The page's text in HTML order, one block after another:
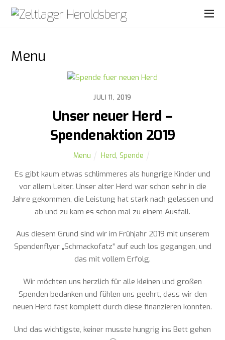
Menu
JULI 11, 2019
Unser neuer Herd –
Spendenaktion 2019
Menu Herd, Spende
Es gibt kaum etwas schlimmeres als hungrige Kinder und
vor allem Leiter. Unser alter Herd war schon sehr in die
Jahre gekommen, die Leistung hat stark nach gelassen und
ab und zu kam es schon mal zu einem Ausfall.
Aus diesem Grund sind wir im Frühjahr 2019 mit unserem
Spendenflyer „Schmackofatz“ auf euch los gegangen, und
das mit vollem Erfolg.
Wir möchten uns herzlich für alle kleinen und großen
Spenden bedanken und fühlen uns geehrt, dass wir den
neuen Herd fast komplett durch diese finanzieren konnten.
Und das wichtigste, keiner musste hungrig ins Bett gehen